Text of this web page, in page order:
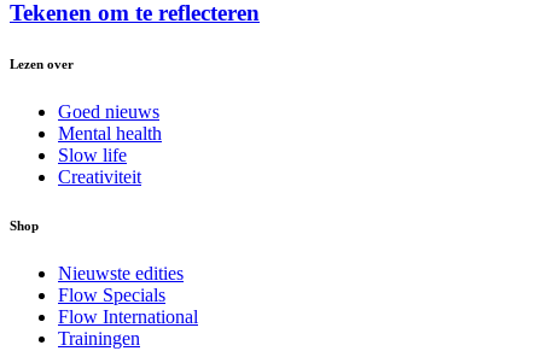
Tekenen om te reflecteren
Lezen over
Goed nieuws
Mental health
Slow life
Creativiteit
Shop
Nieuwste edities
Flow Specials
Flow International
Trainingen